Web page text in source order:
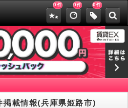
0 件 0件 0件
載情報(兵庫県姫路市)